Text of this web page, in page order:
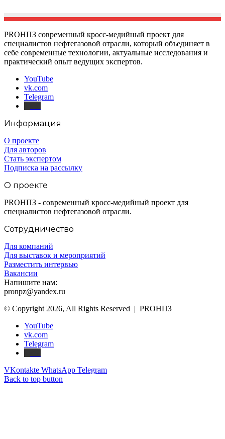
PROНПЗ современный кросс-медийный проект для
специалистов нефтегазовой отрасли, который объединяет в
себе современные технологии, актуальные исследования и
практический опыт ведущих экспертов.
YouTube
vk.com
Telegram
Информация
О проекте
Для авторов
Стать экспертом
Подписка на рассылку
О проекте
PROНПЗ - современный кросс-медийный проект для
специалистов нефтегазовой отрасли.
Сотрудничество
Для компаний
Для выставок и мероприятий
Разместить интервью
Вакансии
Напишите нам:
pronpz@yandex.ru
© Copyright 2026, All Rights Reserved | PROНПЗ
YouTube
vk.com
Telegram
VKontakte WhatsApp Telegram
Back to top button